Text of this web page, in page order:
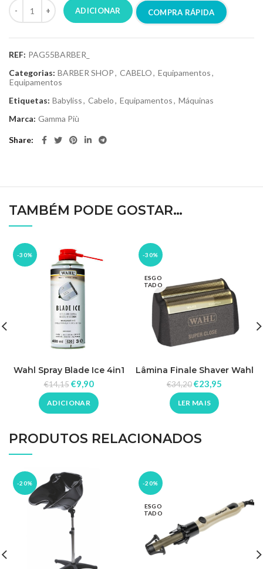
ADICIONAR COMPRA RÁPIDA
REF: PAG55BARBER_
Categorias: BARBER SHOP, CABELO, Equipamentos,
Equipamentos
Etiquetas: Babyliss, Cabelo, Equipamentos, Máquinas
Marca: Gamma Più
Share
TAMBÉM PODE GOSTAR…
-30%
Wahl Spray Blade Ice 4in1
400ml
€14,15 €9,90
ADICIONAR
-30%
ESGO
TADO
Lâmina Finale Shaver Wahl
07043-100
€34,20€23,95
LER MAIS
PRODUTOS RELACIONADOS
-20% -20%
ESGO
TADO